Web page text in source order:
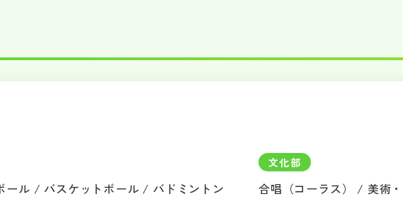
ール / バスケットボール / バドミントン
文化部
合唱（コーラス） / 美術